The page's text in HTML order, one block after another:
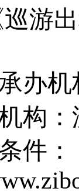
巡游
办
构：
件：